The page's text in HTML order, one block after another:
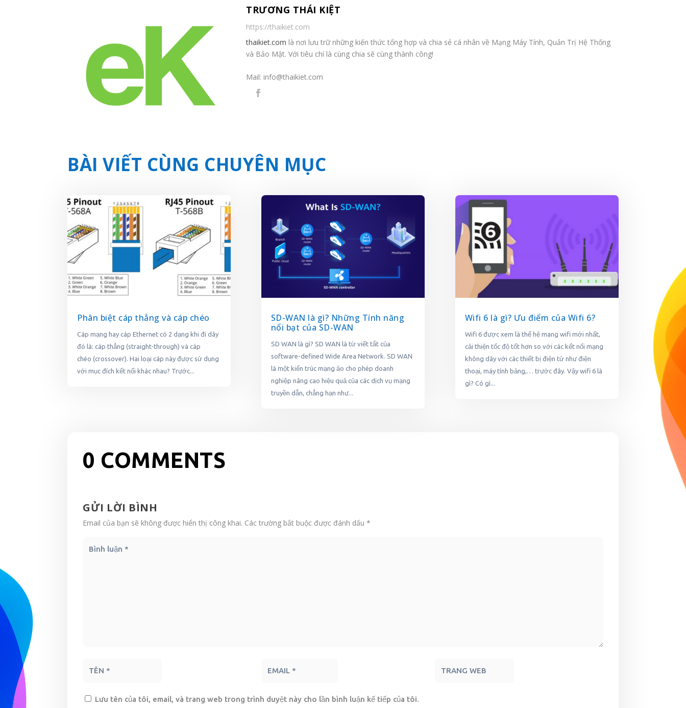
TRƯƠNG THÁI KIỆT
https://thaikiet.com
thaikiet.com là nơi lưu trữ những kiến thức tổng hợp và chia sẻ cá nhân về Mạng Máy Tính, Quản Trị Hệ Thống
và Bảo Mật. Với tiêu chí là cùng chia sẽ cùng thành công!
Mail: info@thaikiet.com
BÀI VIẾT CÙNG CHUYÊN MỤC
Phân biệt cáp thẳng và cáp chéo
Cáp mạng hay cáp Ethernet có 2 dạng khi đi dây
đó là: cáp thẳng (straight-through) và cáp
chéo (crossover). Hai loại cáp này được sử dụng
với mục đích kết nối khác nhau? Trước...
SD-WAN là gì? Những Tính năng
nổi bạt của SD-WAN
SD WAN là gì? SD WAN là từ viết tắt của
software-defined Wide Area Network. SD WAN
là một kiến trúc mạng ảo cho phép doanh
nghiệp nâng cao hiệu quả của các dịch vụ mạng
truyền dẫn, chẳng hạn như...
Wifi 6 là gì? Ưu điểm của Wifi 6?
Wifi 6 được xem là thế hệ mang wifi mới nhất,
cải thiện tốc độ tốt hơn so với các kết nối mạng
không dây với các thiết bị điện tử như điện
thoại, máy tính bảng,… trước đây. Vậy wifi 6 là
gì? Có gì...
0 COMMENTS
GỬI LỜI BÌNH
Email của bạn sẽ không được hiển thị công khai. Các trường bắt buộc được đánh dấu *
Lưu tên của tôi, email, và trang web trong trình duyệt này cho lần bình luận kế tiếp của tôi.